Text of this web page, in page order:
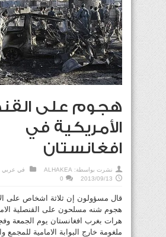
هجوم على
الأمريكية في
افغانستان
نشرت بواسطة: ALHAKEA في عربي
2013/09/13
0
قال مسؤولون إن ثلاثة اشخاص على
هجوم شنه مسلحون على القنصلية
هرات بغرب افغانستان يوم الجمعة
ملغومة خارج البوابة الامامية للمجمع